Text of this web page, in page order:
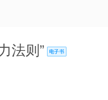
法则”